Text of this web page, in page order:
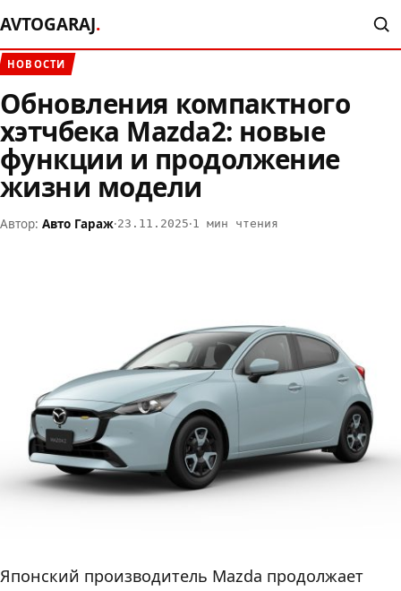
AVTOGARAJ.
НОВОСТИ
Обновления компактного
хэтчбека Mazda2: новые
функции и продолжение
жизни модели
Автор: Авто Гараж·23.11.2025·1 мин чтения
Японский производитель Mazda продолжает